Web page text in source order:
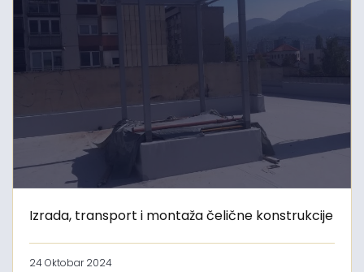
Izrada, transport i montaža čelične konstrukcije
24 Oktobar 2024